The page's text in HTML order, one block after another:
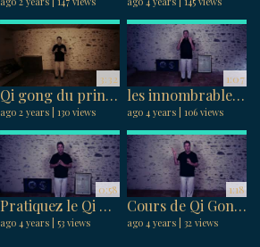
3:32
Qi gong du printemps : présentation du programme d’harmonisation avec la saison printanière.
ago 2 years 130 views
1:07
les innombrables bienfaits des 2 postures statiques de Qi Gong en ligne
ago 4 years 106 views
0:58
Pratiquez le Qi Gong en ligne et libérez vos tensions musculaires.
ago 4 years 53 views
1:18
Cours de Qi Gong en ligne : Cultivez le calme et la sérénité chez vous
ago 4 years 32 views